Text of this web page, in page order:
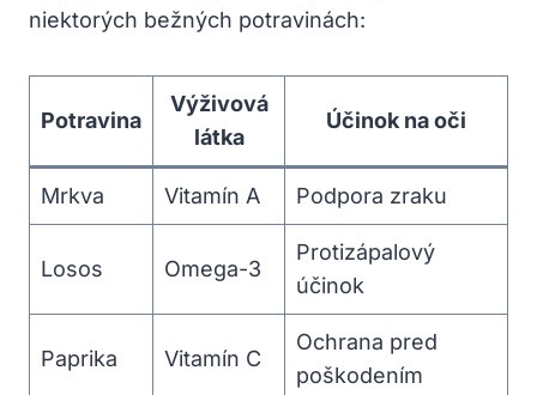
niektorých ⁤bežných potravinách:
Potravina
Výživová
látka
Účinok na oči
Mrkva Vitamín⁣ A Podpora zraku
Losos Omega-3
Protizápalový
účinok
Paprika Vitamín C
Ochrana pred
poškodením